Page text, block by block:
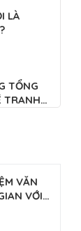
LÀ
TỔNG
TRANH
ĐỨC
ĐẠI ÁI
VĂN
VỚI
VIÊN